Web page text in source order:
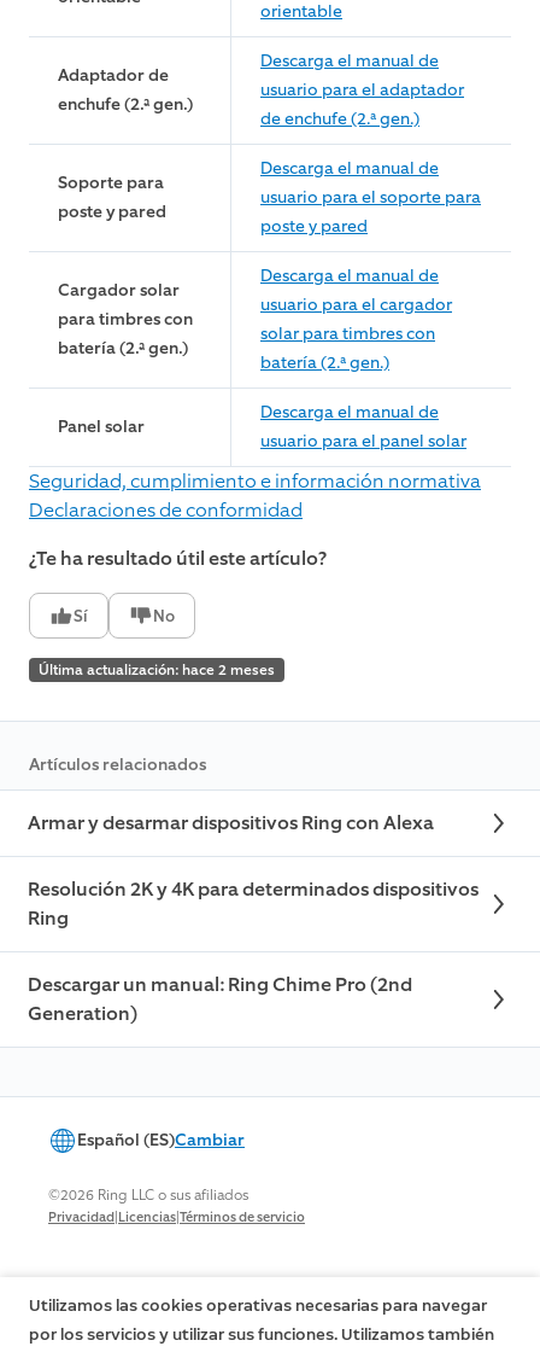
orientable
Adaptador de
enchufe (2.ª gen.)
Descarga el manual de
usuario para el adaptador
de enchufe (2.ª gen.)
Soporte para
poste y pared
Descarga el manual de
usuario para el soporte para
poste y pared
Cargador solar
para timbres con
batería (2.ª gen.)
Descarga el manual de
usuario para el cargador
solar para timbres con
batería (2.ª gen.)
Panel solar
Descarga el manual de
usuario para el panel solar
Seguridad, cumplimiento e información normativa
Declaraciones de conformidad
¿Te ha resultado útil este artículo?
Sí No
Última actualización: hace 2 meses
Artículos relacionados
Armar y desarmar dispositivos Ring con Alexa
Resolución 2K y 4K para determinados dispositivos
Ring
Descargar un manual: Ring Chime Pro (2nd
Generation)
Español (ES)Cambiar
©2026 Ring LLC o sus afiliados
Privacidad|Licencias|Términos de servicio
Utilizamos las cookies operativas necesarias para navegar
por los servicios y utilizar sus funciones. Utilizamos también